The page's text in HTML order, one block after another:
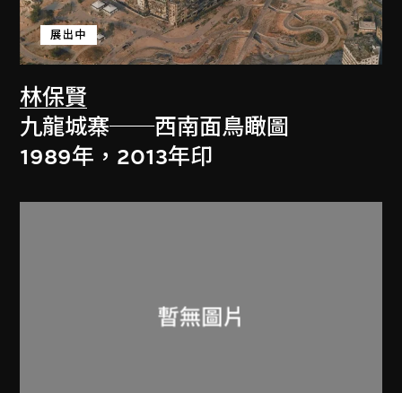
林保賢
展出中
九龍城寨──西南面鳥瞰圖
1989年，2013年印